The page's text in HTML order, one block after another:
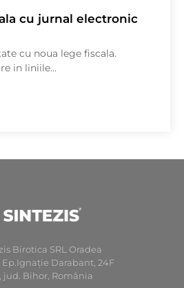
cu jurnal electronic
cu noua lege fiscala.
in liniile...
Birotica SRL Oradea
Ep.Ignaţie Darabant, 24F
jud. Bihor, România